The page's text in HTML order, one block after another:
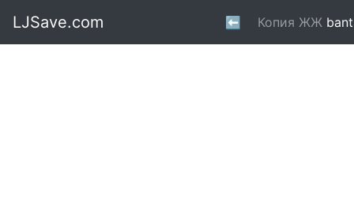
LJSave.com ⬅ Копия ЖЖ